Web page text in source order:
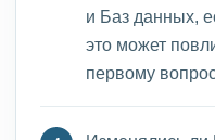
и Баз данных,
это может
первому